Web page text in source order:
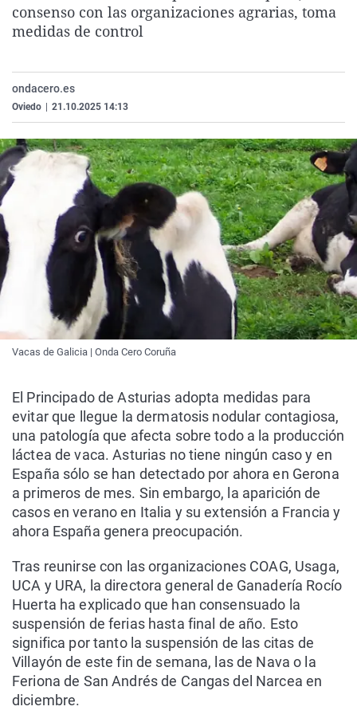
La rosa de los vientos
Como el perro y el
Caso
Equipo de
Extremadura
La Rioja
País Vasco
Virales
Elecciones
consenso con las organizaciones agrarias, toma
medidas de control
ondacero.es
Oviedo 21.10.2025 14:13
Vacas de Galicia | Onda Cero Coruña
El Principado de Asturias adopta medidas para
evitar que llegue la dermatosis nodular contagiosa,
una patología que afecta sobre todo a la producción
láctea de vaca. Asturias no tiene ningún caso y en
España sólo se han detectado por ahora en Gerona
a primeros de mes. Sin embargo, la aparición de
casos en verano en Italia y su extensión a Francia y
ahora España genera preocupación.
Tras reunirse con las organizaciones COAG, Usaga,
UCA y URA, la directora general de Ganadería Rocío
Huerta ha explicado que han consensuado la
suspensión de ferias hasta final de año. Esto
significa por tanto la suspensión de las citas de
Villayón de este fin de semana, las de Nava o la
Feriona de San Andrés de Cangas del Narcea en
diciembre.